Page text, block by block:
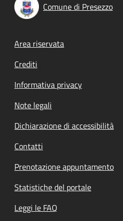
Comune di Presezzo
Footer menu
Area riservata
Crediti
Informativa privacy
Note legali
Dichiarazione di accessibilità
Contatti
Prenotazione appuntamento
Statistiche del portale
Leggi le FAQ